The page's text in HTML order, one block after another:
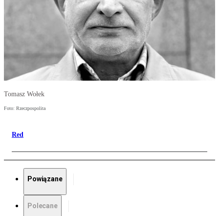
Tomasz Wołek
Foto: Rzeczpospolita
Red
Powiązane
Polecane